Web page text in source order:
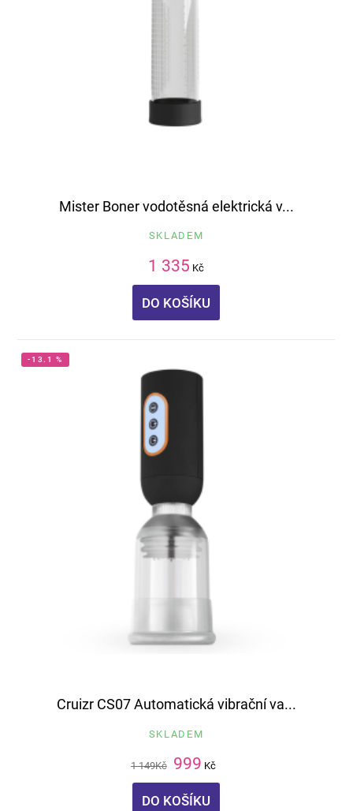
Mister Boner vodotěsná elektrická v...
SKLADEM
1 335 Kč
DO KOŠÍKU
-13.1 %
Cruizr CS07 Automatická vibrační va...
SKLADEM
1 149Kč 999 Kč
DO KOŠÍKU